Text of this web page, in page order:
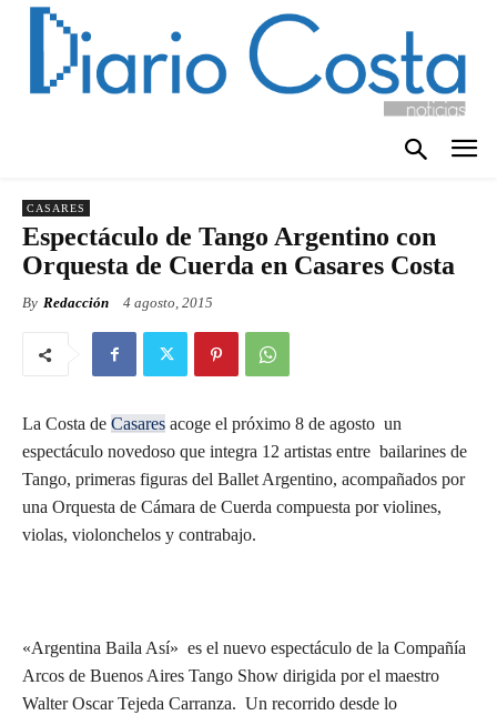
CASARES
Espectáculo de Tango Argentino con
Orquesta de Cuerda en Casares Costa
By Redacción 4 agosto, 2015
La Costa de Casares acoge el próximo 8 de agosto un
espectáculo novedoso que integra 12 artistas entre bailarines de
Tango, primeras figuras del Ballet Argentino, acompañados por
una Orquesta de Cámara de Cuerda compuesta por violines,
violas, violonchelos y contrabajo.
«Argentina Baila Así» es el nuevo espectáculo de la Compañía
Arcos de Buenos Aires Tango Show dirigida por el maestro
Walter Oscar Tejeda Carranza. Un recorrido desde lo